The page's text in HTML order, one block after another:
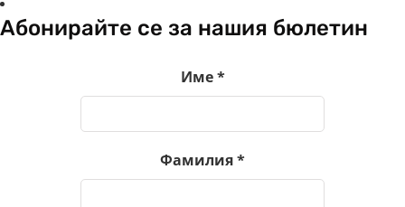
Абонирайте се за нашия бюлетин
Име*
Фамилия*